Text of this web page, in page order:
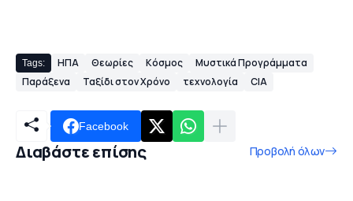
Tags: ΗΠΑ Θεωρίες Κόσμος
Μυστικά Προγράμματα
Παράξενα
Ταξίδι στον Χρόνο τεχνολογία CIA
Facebook
Διαβάστε επίσης Προβολή όλων